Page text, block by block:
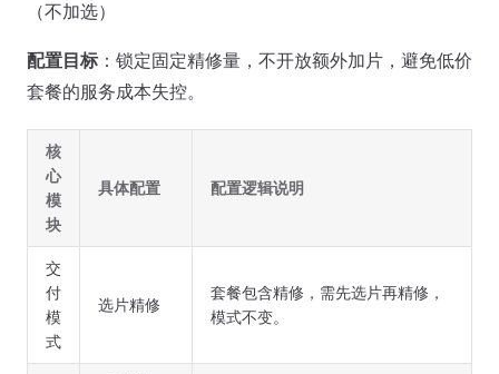
（不加选）
配置目标 ：锁定固定精修量，不开放额外加片，避免低价
套餐的服务成本失控。
核
心
模
块
具体配置 配置逻辑说明
交
付
模
式
选片精修
套餐包含精修，需先选片再精修，
模式不变。